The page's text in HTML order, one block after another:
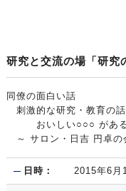
研究と交流の場「研
同僚の面白い話
刺激的な研究・教育の話
おいしい○○○ があ
～ サロン・日吉 円卓の
日時： 2015年6